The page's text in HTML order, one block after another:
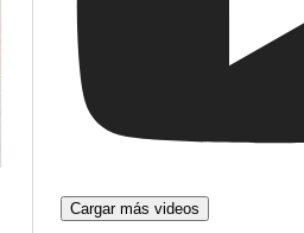
Suavecita
Cargar más videos